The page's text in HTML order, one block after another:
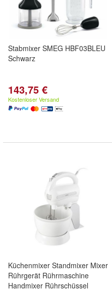
Stabmixer SMEG HBF03BLEU
Schwarz
143,75 €
Kostenloser Versand
Küchenmixer Standmixer Mixer
Rührgerät Rührmaschine
Handmixer Rührschüssel